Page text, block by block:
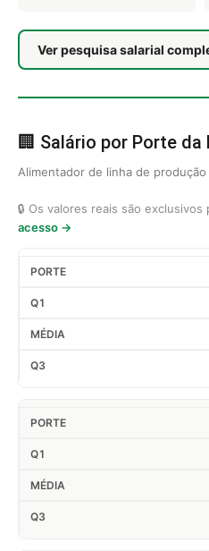
Ver pesquisa salarial
🏢 Salário por Porte da
Alimentador de linha de produção
🔒 Os valores reais são exclusivos
acesso →